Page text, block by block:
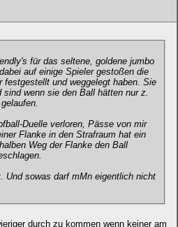
für das seltene, goldene jumbo
auf einige Spieler gestoßen die
festgestellt und weggelegt haben. Sie
wenn sie den Ball hätten nur z.
Duelle verloren, Pässe von mir
Flanke in den Strafraum hat ein
Weg der Flanke den Ball
Und sowas darf mMn eigentlich nicht
durch zu kommen wenn keiner am